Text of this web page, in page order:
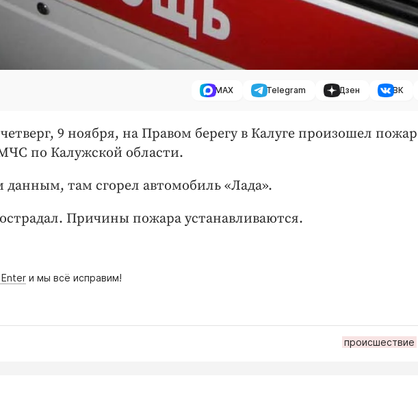
MAX Telegram Дзен ВК
9 ноября, на Правом берегу в Калуге произошел
по Калужской области.
там сгорел автомобиль «Лада».
Причины пожара устанавливаются.
и мы всё исправим!
происшествие